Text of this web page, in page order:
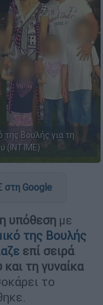
της Βουλής για τη
(ΙΝΤΙΜΕ)
Google
υπόθεση με
της Βουλής
επί σειρά
τη γυναίκα
το